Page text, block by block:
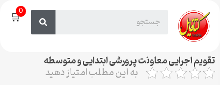
🛒0
تقویم اجرایی معاونت پرورشی ابتدایی و متوسطه
به این مطلب امتیاز دهید